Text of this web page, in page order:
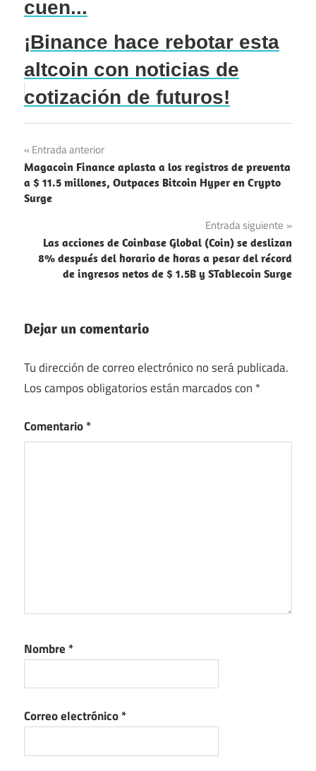
cuen...
¡Binance hace rebotar esta
altcoin con noticias de
cotización de futuros!
Navegación
de
entradas
Entrada anterior
Magacoin Finance aplasta a los registros de preventa
a $ 11.5 millones, Outpaces Bitcoin Hyper en Crypto
Surge
Entrada siguiente
Las acciones de Coinbase Global (Coin) se deslizan
8% después del horario de horas a pesar del récord
de ingresos netos de $ 1.5B y STablecoin Surge
Dejar un comentario
Tu dirección de correo electrónico no será publicada.
Los campos obligatorios están marcados con *
Comentario*
Nombre *
Correo electrónico*